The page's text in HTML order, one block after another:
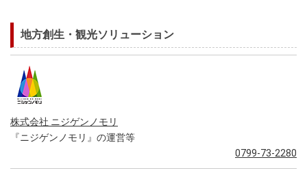
地方創生・観光ソリューション
株式会社 ニジゲンノモリ
『ニジゲンノモリ』の運営等
0799-73-2280